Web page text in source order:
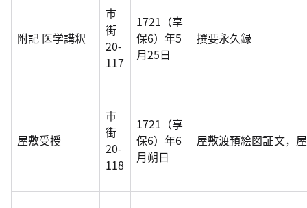
附記 医学講釈
市
街
20-
117
1721（享
保6）年5
月25日
撰要永久録
屋敷受授
市
街
20-
118
1721（享
保6）年6
月朔日
屋敷渡預絵図証文，